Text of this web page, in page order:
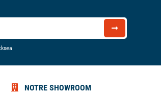
NOTRE SHOWROOM